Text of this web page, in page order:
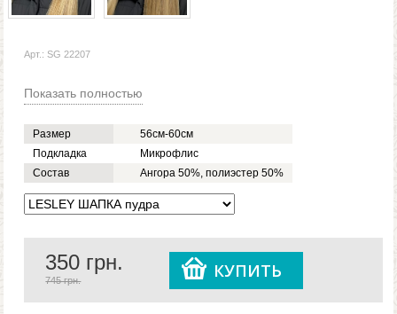
Арт.: SG 22207
Показать полностью
Размер
56см-60см
Подкладка
Микрофлис
Состав
Ангора 50%, полиэстер 50%
350 грн.
745 грн. КУПИТЬ